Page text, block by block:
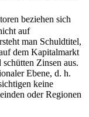
beziehen sich
auf
man Schuldtitel,
dem Kapitalmarkt
Zinsen aus.
Ebene, d. h.
keine
oder Regionen